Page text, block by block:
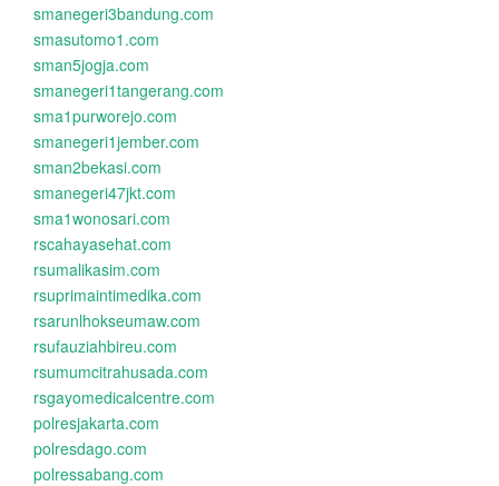
smanegeri3bandung.com
smasutomo1.com
sman5jogja.com
smanegeri1tangerang.com
sma1purworejo.com
smanegeri1jember.com
sman2bekasi.com
smanegeri47jkt.com
sma1wonosari.com
rscahayasehat.com
rsumalikasim.com
rsuprimaintimedika.com
rsarunlhokseumaw.com
rsufauziahbireu.com
rsumumcitrahusada.com
rsgayomedicalcentre.com
polresjakarta.com
polresdago.com
polressabang.com